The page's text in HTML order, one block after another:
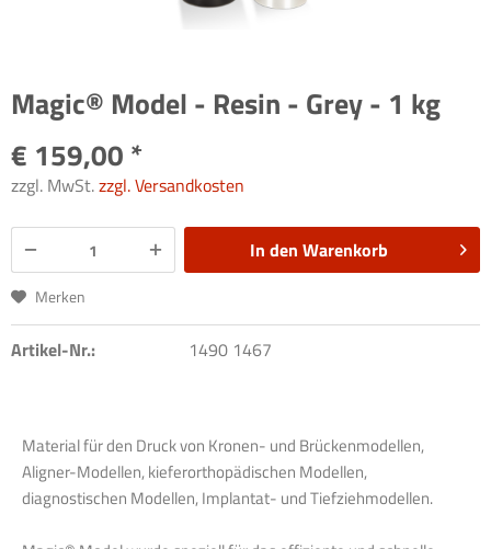
Magic® Model - Resin - Grey - 1 kg
€ 159,00 *
zzgl. MwSt.zzgl. Versandkosten
In den Warenkorb
Merken
Artikel-Nr.: 1490 1467
Material für den Druck von Kronen- und Brückenmodellen,
Aligner-Modellen, kieferorthopädischen Modellen,
diagnostischen Modellen, Implantat- und Tiefziehmodellen.